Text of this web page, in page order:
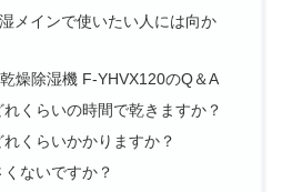
メインで使いたい人には向か
燥除湿機 F-YHVX120のQ＆A
くらいの時間で乾きますか？
くらいかかりますか？
ないですか？